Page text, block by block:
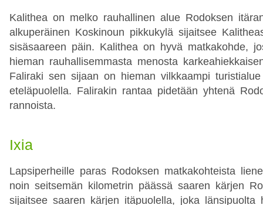
Kalithea on melko rauhallinen alue Rodoksen
alkuperäinen Koskinoun pikkukylä sijaitsee
sisäsaareen päin. Kalithea on hyvä matkakohde,
hieman rauhallisemmasta menosta
Faliraki sen sijaan on hieman vilkkaampi
eteläpuolella. Falirakin rantaa pidetään yhtenä
rannoista.
Ixia
Lapsiperheille paras Rodoksen matkakohteista
noin seitsemän kilometrin päässä saaren kärjen
sijaitsee saaren kärjen itäpuolella, joka länsipuolta